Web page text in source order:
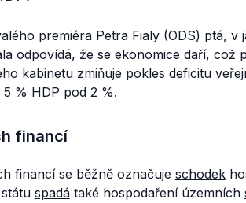
premiéra Petra Fialy (ODS) ptá, v
odpovídá, že se ekonomice daří, což
kabinetu zmiňuje pokles deficitu
% HDP pod 2 %.
financí
financí se běžně označuje schodek
spadátaké hospodaření územních